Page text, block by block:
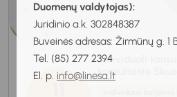
Duomenų valdytojas):
Juridinio a.k. 302848387
Buveinės adresas: Žirmūnų g. 1
Tel. (85) 277 2394
El. p. info@linesa.lt
Individuali
konsultante